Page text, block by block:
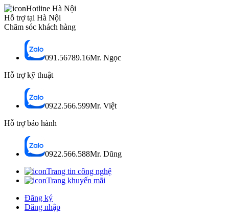
Hotline Hà Nội
Hỗ trợ tại Hà Nội
Chăm sóc khách hàng
091.56789.16Mr. Ngọc
Hỗ trợ kỹ thuật
0922.566.599Mr. Việt
Hỗ trợ bảo hành
0922.566.588Mr. Dũng
Trang tin công nghệ
Trang khuyến mãi
Đăng ký
Đăng nhập